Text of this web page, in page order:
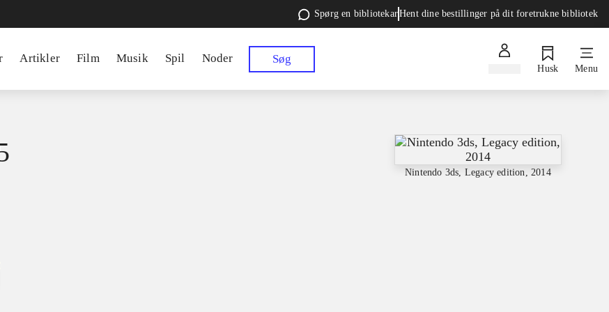
Spørg en bibliotekarHent dine bestillinger på dit foretrukne bibliotek
Artikler Film Musik Spil Noder Søg
Husk Menu
Nintendo 3ds, Legacy edition, 2014